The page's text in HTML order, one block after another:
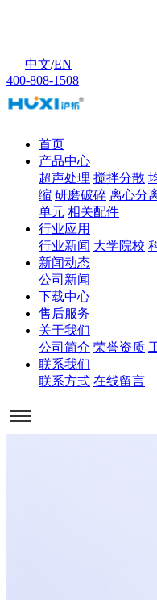
中文/EN
400-808-1508
首页
产品中心
超声处理 搅拌分散
缩 研磨破碎 离心分
单元 相关配件
行业应用
行业新闻 大学院校
新闻动态
公司新闻
下载中心
售后服务
关于我们
公司简介 荣誉资质
联系我们
联系方式 在线留言